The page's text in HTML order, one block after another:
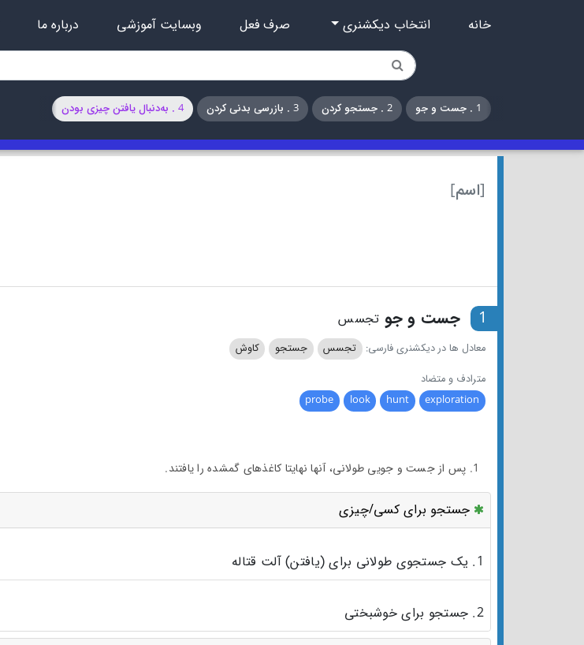
خانه انتخاب دیکشنری صرف فعل وبسایت آموزشی درباره ما
1 . جست و جو 2 . جستجو کردن 3 . بازرسی بدنی کردن 4 . به‌دنبال یافتن چیزی بودن
[اسم]
1 جست و جو تجسس
معادل ها در دیکشنری فارسی: تجسس جستجو
کاوش
مترادف و متضاد
exploration
hunt
look
probe
1. پس از جست و جویی طولانی، آنها نهایتا کاغذهای گمشده را یافتند.
جستجو برای کسی/چیزی
1. یک جستجوی طولانی برای (یافتن) آلت قتاله
2. جستجو برای خوشبختی